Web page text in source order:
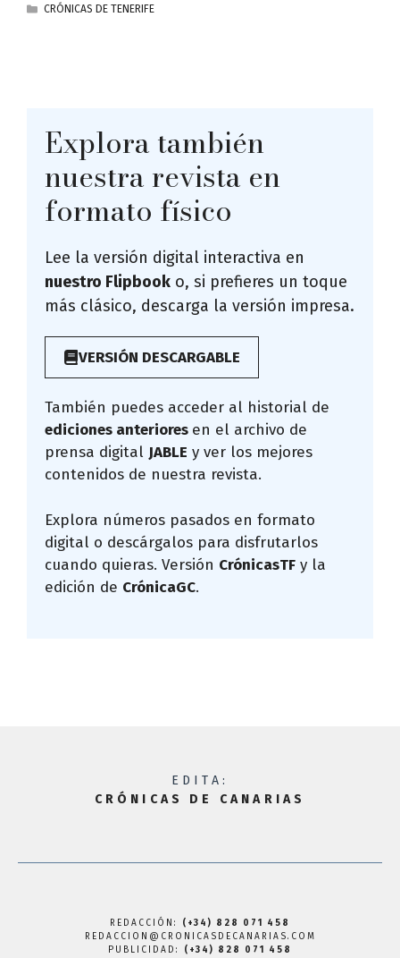
CATEGORÍAS
CRÓNICAS DE TENERIFE
Explora también
nuestra revista en
formato físico
Lee la versión digital interactiva en
nuestro Flipbook o, si prefieres un toque
más clásico, descarga la versión impresa.
VERSIÓN DESCARGABLE
También puedes acceder al historial de
ediciones anteriores en el archivo de
prensa digital JABLE y ver los mejores
contenidos de nuestra revista.
Explora números pasados en formato
digital o descárgalos para disfrutarlos
cuando quieras. Versión CrónicasTF y la
edición de CrónicaGC.
EDITA:
CRÓNICAS DE CANARIAS
REDACCIÓN: (+34) 828 071 458
REDACCION@CRONICASDECANARIAS.COM
PUBLICIDAD: (+34) 828 071 458